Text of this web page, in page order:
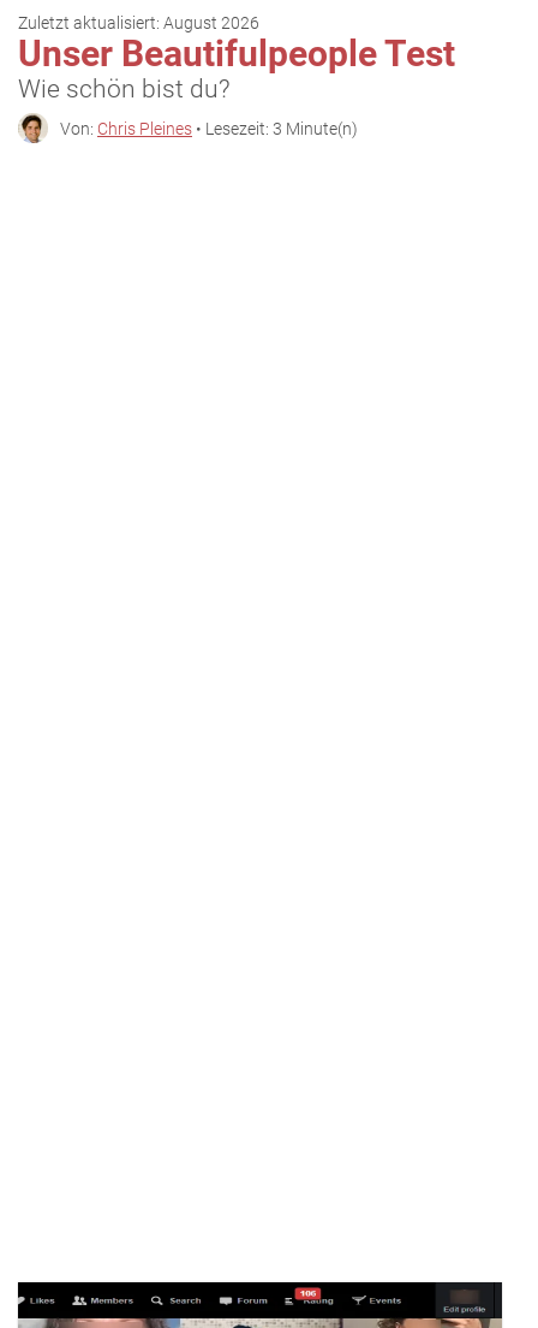
Zuletzt aktualisiert: August 2026
Unser Beautifulpeople Test
Wie schön bist du?
Von: Chris Pleines • Lesezeit: 3 Minute(n)